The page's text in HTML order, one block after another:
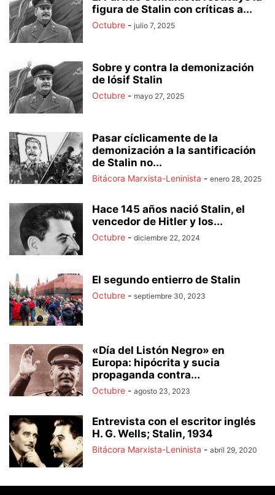
figura de Stalin con críticas a...
Octubre - julio 7, 2025
Sobre y contra la demonización
de Iósif Stalin
Octubre - mayo 27, 2025
Pasar cíclicamente de la
demonización a la santificación
de Stalin no...
Bitácora Marxista-Leninista - enero 28, 2025
Hace 145 años nació Stalin, el
vencedor de Hitler y los...
Octubre - diciembre 22, 2024
El segundo entierro de Stalin
Octubre - septiembre 30, 2023
«Día del Listón Negro» en
Europa: hipócrita y sucia
propaganda contra...
Octubre - agosto 23, 2023
Entrevista con el escritor inglés
H. G. Wells; Stalin, 1934
Bitácora Marxista-Leninista - abril 29, 2020